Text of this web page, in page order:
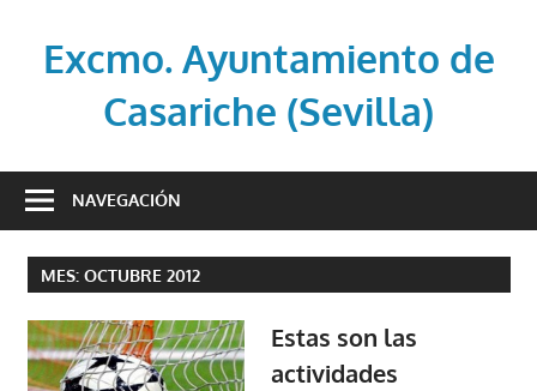
contenidoExcmo. Ayuntamiento de
Casariche (Sevilla)
oficial
Ayuntamiento
de
Casariche
(Sevilla)
NAVEGACIÓN
MES: OCTUBRE 2012
Estas son las
actividades